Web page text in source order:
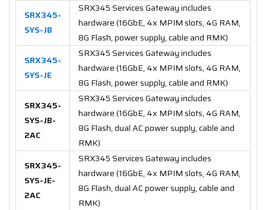
SRX345-
SYS-JB
SRX345 Services Gateway includes
hardware (16GbE, 4x MPIM slots, 4G RAM,
8G Flash, power supply, cable and RMK)
SRX345-
SYS-JE
SRX345 Services Gateway includes
hardware (16GbE, 4x MPIM slots, 4G RAM,
8G Flash, power supply, cable and RMK)
SRX345-
SYS-JB-
2AC
SRX345 Services Gateway includes
hardware (16GbE, 4x MPIM slots, 4G RAM,
8G Flash, dual AC power supply, cable and
RMK)
SRX345-
SYS-JE-
2AC
SRX345 Services Gateway includes
hardware (16GbE, 4x MPIM slots, 4G RAM,
8G Flash, dual AC power supply, cable and
RMK)